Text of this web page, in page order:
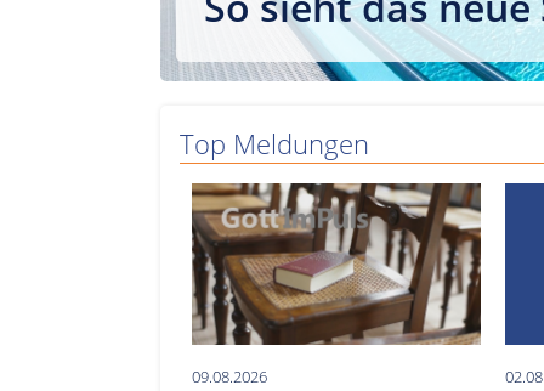
Top Meldungen
09.08.2026